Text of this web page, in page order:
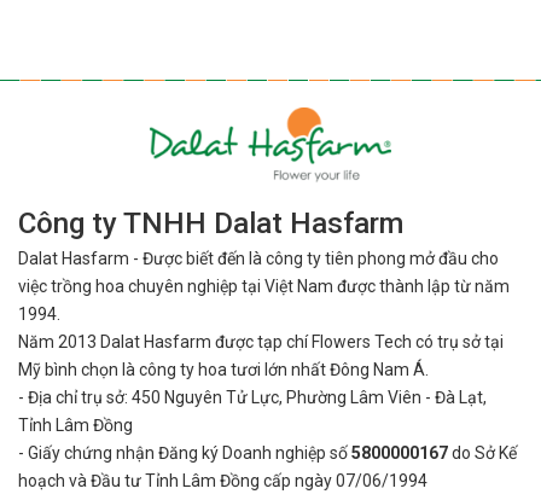
Công ty TNHH Dalat Hasfarm
Dalat Hasfarm - Được biết đến là công ty tiên phong mở đầu cho
việctrồng hoa chuyên nghiệp tại Việt Nam được thành lập từ năm
1994.
Năm 2013 Dalat Hasfarm được tạp chí Flowers Tech có trụ sở tại
Mỹ bình chọn là công ty hoa tươi lớn nhất Đông Nam Á.
- Địa chỉ trụ sở: 450 Nguyên Tử Lực, Phường Lâm Viên - Đà Lạt,
Tỉnh Lâm Đồng
- Giấy chứng nhận Đăng ký Doanh nghiệp số5800000167do Sở Kế
hoạch và Đầu tư Tỉnh Lâm Đồng cấp ngày 07/06/1994